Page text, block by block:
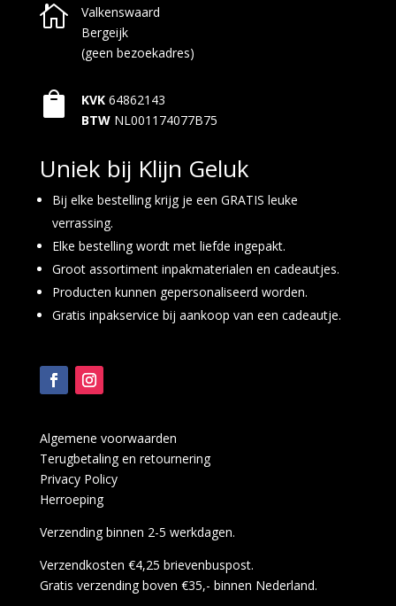

Valkenswaard
Bergeijk
(geen bezoekadres)
 KVK 64862143
BTW NL001174077B75
Uniek bij Klijn Geluk
Bij elke bestelling krijg je een GRATIS leuke
verrassing.
Elke bestelling wordt met liefde ingepakt.
Groot assortiment inpakmaterialen en cadeautjes.
Producten kunnen gepersonaliseerd worden.
Gratis inpakservice bij aankoop van een cadeautje.
Algemene voorwaarden
Terugbetaling en retournering
Privacy Policy
Herroeping
Verzending binnen 2-5 werkdagen.
Verzendkosten €4,25 brievenbuspost.
Gratis verzending boven €35,- binnen Nederland.